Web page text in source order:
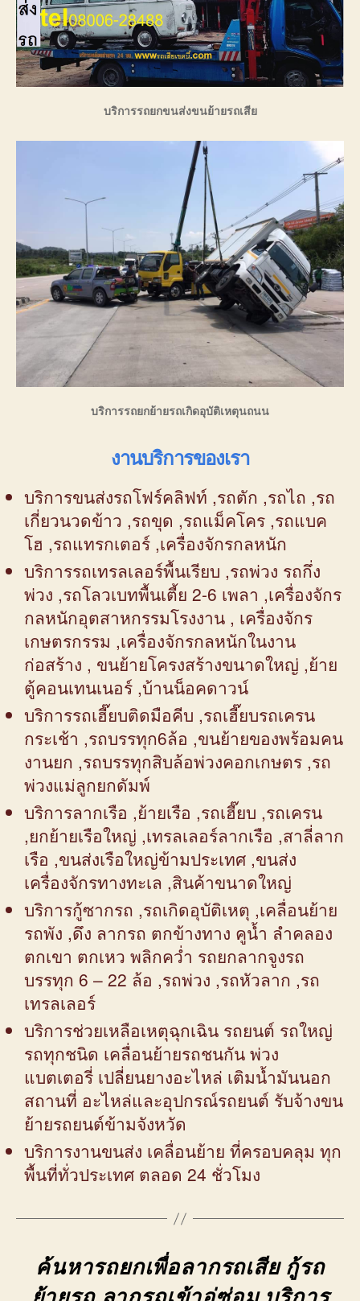
บริการรถยกขนส่งขนย้ายรถเสีย
บริการรถยกย้ายรถเกิดอุบัติเหตุนถนน
งานบริการของเรา
บริการขนส่งรถโฟร์คลิฟท์ ,รถตัก ,รถไถ ,รถ
เกี่ยวนวดข้าว ,รถขุด ,รถแม็คโคร ,รถแบค
โฮ ,รถแทรกเตอร์ ,เครื่องจักรกลหนัก
บริการรถเทรลเลอร์พื้นเรียบ ,รถพ่วง รถกึ่ง
พ่วง ,รถโลวเบทพื้นเตี้ย 2-6 เพลา ,เครื่องจักร
กลหนักอุตสาหกรรมโรงงาน , เครื่องจักร
เกษตรกรรม ,เครื่องจักรกลหนักในงาน
ก่อสร้าง , ขนย้ายโครงสร้างขนาดใหญ่ ,ย้าย
ตู้คอนเทนเนอร์ ,บ้านน็อคดาวน์
บริการรถเฮี๊ยบติดมือคีบ ,รถเฮี๊ยบรถเครน
กระเช้า ,รถบรรทุก6ล้อ ,ขนย้ายของพร้อมคน
งานยก ,รถบรรทุกสิบล้อพ่วงคอกเกษตร ,รถ
พ่วงแม่ลูกยกดัมพ์
บริการลากเรือ ,ย้ายเรือ ,รถเฮี๊ยบ ,รถเครน
,ยกย้ายเรือใหญ่ ,เทรลเลอร์ลากเรือ ,สาลี่ลาก
เรือ ,ขนส่งเรือใหญ่ข้ามประเทศ ,ขนส่ง
เครื่องจักรทางทะเล ,สินค้าขนาดใหญ่
บริการกู้ซากรถ ,รถเกิดอุบัติเหตุ ,เคลื่อนย้าย
รถพัง ,ดึง ลากรถ ตกข้างทาง คูน้ำ ลำคลอง
ตกเขา ตกเหว พลิกคว่ำ รถยกลากจูงรถ
บรรทุก 6 – 22 ล้อ ,รถพ่วง ,รถหัวลาก ,รถ
เทรลเลอร์
บริการช่วยเหลือเหตุฉุกเฉิน รถยนต์ รถใหญ่
รถทุกชนิด เคลื่อนย้ายรถชนกัน พ่วง
แบตเตอรี่ เปลี่ยนยางอะไหล่ เติมน้ำมันนอก
สถานที่ อะไหล่และอุปกรณ์รถยนต์ รับจ้างขน
ย้ายรถยนต์ข้ามจังหวัด
บริการงานขนส่ง เคลื่อนย้าย ที่ครอบคลุม ทุก
พื้นที่ทั่วประเทศ ตลอด 24 ชั่วโมง
ค้นหารถยกเพื่อลากรถเสีย กู้รถ